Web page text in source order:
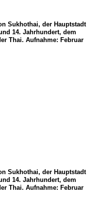
Sukhothai, der Hauptstadt
14. Jahrhundert, dem
Thai. Aufnahme: Februar
Sukhothai, der Hauptstadt
14. Jahrhundert, dem
Thai. Aufnahme: Februar